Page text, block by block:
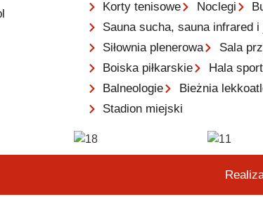
Korty tenisowe
Noclegi
Sauna sucha, sauna infrared
Siłownia plenerowa
Sala
Boiska piłkarskie
Hala
Balneologie
Bieżnia
Stadion miejski